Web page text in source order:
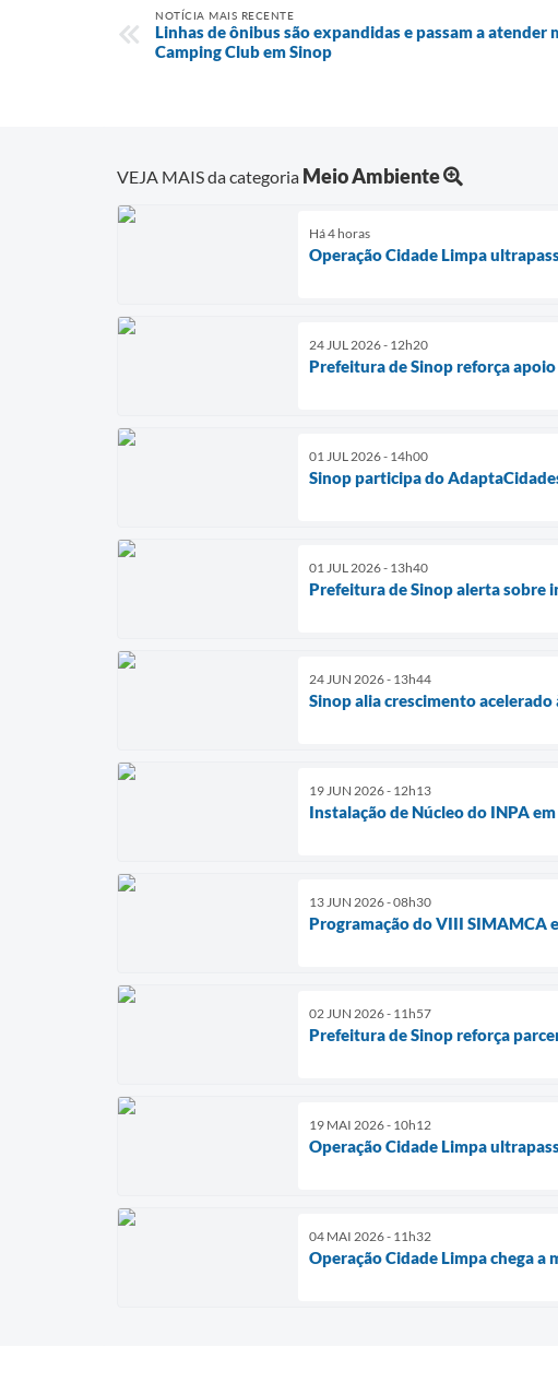
NOTÍCIA MAIS RECENTE
Linhas de ônibus são expandidas e passam a atender
Camping Club em Sinop
VEJA MAIS da categoria Meio Ambiente
Há 4 horas
Operação Cidade Limpa
24 JUL 2026 - 12h20
Prefeitura de Sinop reforça
01 JUL 2026 - 14h00
Sinop participa do
01 JUL 2026 - 13h40
Prefeitura de Sinop alerta sobre
24 JUN 2026 - 13h44
Sinop alia crescimento
19 JUN 2026 - 12h13
Instalação de Núcleo do INPA
13 JUN 2026 - 08h30
Programação do VIII SIMAMCA
02 JUN 2026 - 11h57
Prefeitura de Sinop reforça
19 MAI 2026 - 10h12
Operação Cidade Limpa
04 MAI 2026 - 11h32
Operação Cidade Limpa chega a